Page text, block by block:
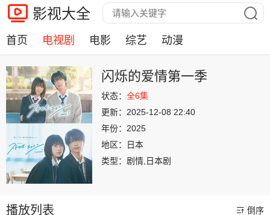
影视大全
首页 电视剧 电影 综艺 动漫
闪烁的爱情第一季
状态： 全6集
更新： 2025-12-08 22:40
年份： 2025
地区：
日本
类型： 剧情,日本剧
播放列表 倒序